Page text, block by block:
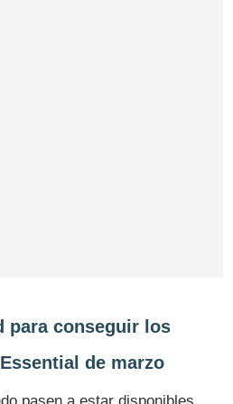
para conseguir los
de marzo